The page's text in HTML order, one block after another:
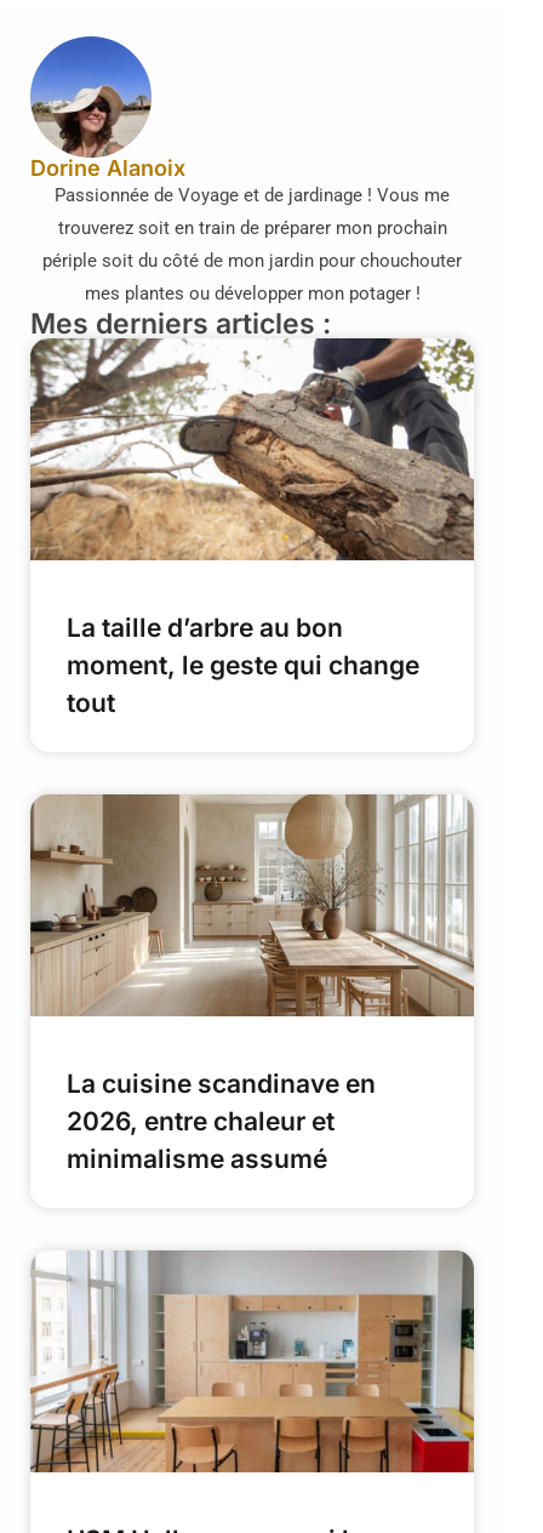
Dorine Alanoix
Passionnée de Voyage et de jardinage ! Vous me
trouverez soit en train de préparer mon prochain
périple soit du côté de mon jardin pour chouchouter
mes plantes ou développer mon potager !
Mes derniers articles :
La taille d’arbre au bon
moment, le geste qui change
tout
La cuisine scandinave en
2026, entre chaleur et
minimalisme assumé